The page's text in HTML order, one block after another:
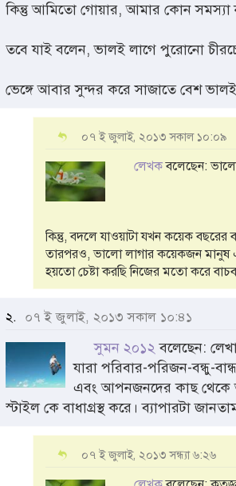
কিন্তু আমিতো গোয়ার, আমার কোন
তবে যাই বলেন, ভালই লাগে পুরোনো
ভেঙ্গে আবার সুন্দর করে সাজাতে বেশ
০৭ ই জুলাই, ২০১৩ সকাল ১০:০৯
লেখকবলেছেন:
কিন্তু, বদলে যাওয়াটা যখন কয়েক বছরের
তারপরও, ভালো লাগার কয়েকজন মানুষ
হয়তো চেষ্টা করছি নিজের মতো করে
২. ০৭ ই জুলাই, ২০১৩ সকাল ১০:৪১
সুমন ২০১২ বলেছেন:
যারা পরিবার-পরিজন-বন্ধু-
এবং আপনজনদের কাছ থেকে
স্টাইল কে বাধাগ্রস্থ করে। ব্যাপারটা
০৭ ই জুলাই, ২০১৩ সন্ধ্যা ৬:২৬